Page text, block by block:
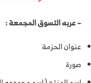
– عربه التسوق المجمعة :
عنوان الحزمة
صورة